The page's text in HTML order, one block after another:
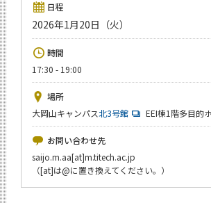
日程
2026年1月20日（火）
時間
17:30 - 19:00
場所
大岡山キャンパス北3号館 EEI棟1階多目的
お問い合わせ先
saijo.m.aa[at]m.titech.ac.jp
（[at]は@に置き換えてください。）
入学案内
Admissions
情報通信系 News
イベントカレンダー
Event Calendar
今後のイベント
今後の課程別イベント
年別アーカイブ